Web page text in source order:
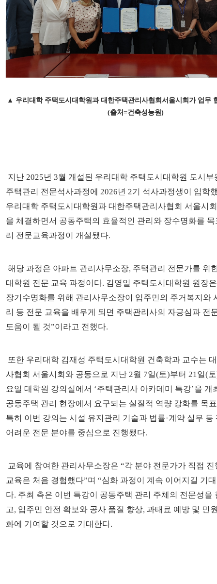
▲ 우리대학 주택도시대학원과 대한주택관리사협회서울시회가 업무
(출처=건축성능원)
지난 2025년 3월 개설된 우리대학 주택도시대학원 도시
주택관리 전문석사과정에 2026년 2기 석사과정생이 입학
우리대학 주택도시대학원과 대한주택관리사협회 서울시
을 체결하면서 공동주택의 효율적인 관리와 장수명화를
리 전문교육과정이 개설됐다.
해당 과정은 아파트 관리사무소장, 주택관리 전문가를 위
대학원 전문 교육 과정이다. 김영일 주택도시대학원 원장
장기수명화를 위해 관리사무소장이 입주민의 주거복지와
리 등 전문 교육을 배우게 되면 주택관리사의 자긍심과 전
도움이 될 것”이라고 전했다.
또한 우리대학 김재성 주택도시대학원 건축학과 교수는
사협회 서울시회와 공동으로 지난 2월 7일(토)부터 21일(
요일 대학원 강의실에서 ‘주택관리사 아카데미 특강’을 개
공동주택 관리 현장에서 요구되는 실질적 역량 강화를 목
특히 이번 강의는 시설 유지관리 기술과 법률·계약 실무 등
어려운 전문 분야를 중심으로 진행됐다.
교육에 참여한 관리사무소장은 “각 분야 전문가가 직접
교육은 처음 경험했다”며 “심화 과정이 계속 이어지길 기
다. 주최 측은 이번 특강이 공동주택 관리 주체의 전문성을
고, 입주민 안전 확보와 공사 품질 향상, 과태료 예방 및 민
화에 기여할 것으로 기대한다.